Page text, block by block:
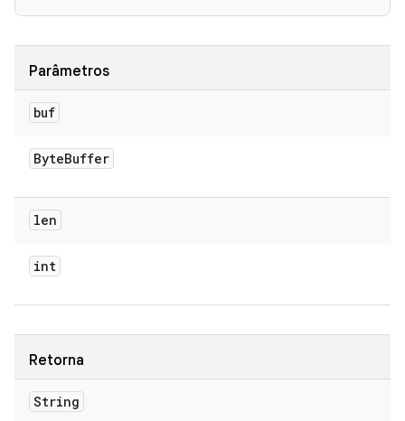
Parâmetros
buf
ByteBuffer
len
int
Retorna
String